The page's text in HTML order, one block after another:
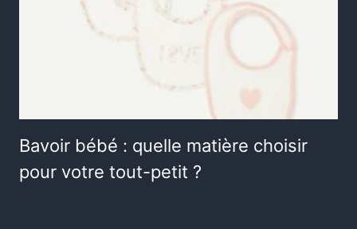
Bavoir bébé : quelle matière choisir
pour votre tout-petit ?